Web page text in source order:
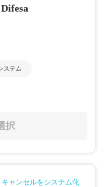
ステム
択
ャンセルをシステム化